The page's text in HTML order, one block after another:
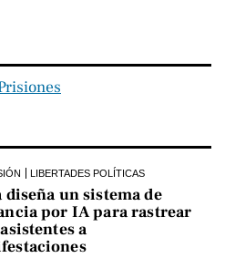
LIBERTADES POLÍTICAS
un sistema de
por IA para rastrear
a